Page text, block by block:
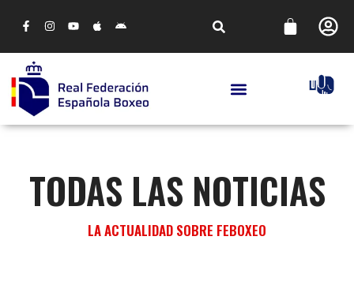
TODAS LAS NOTICIAS
LA ACTUALIDAD SOBRE FEBOXEO